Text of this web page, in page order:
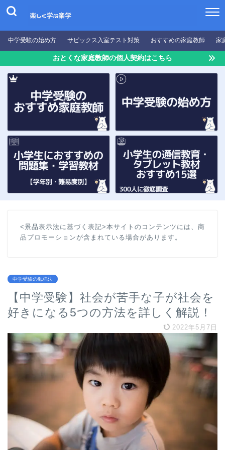
中学受験の始め方 サピックス入室テスト対策 おすすめの家庭教師 家
おとくな家庭教師の個人契約はこちら
<景品表示法に基づく表記>本サイトのコンテンツには、商
品プロモーションが含まれている場合があります。
中学受験の勉強法
【中学受験】社会が苦手な子が社会を
好きになる5つの方法を詳しく解説！
2022年5月7日